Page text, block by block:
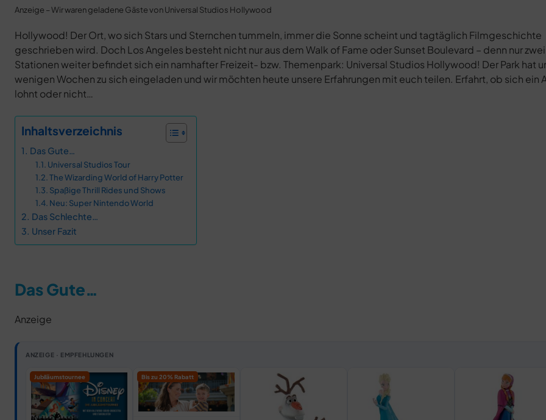
Anzeige – Wir waren geladene Gäste von Universal Studios Hollywood
Hollywood! Der Ort, wo sich Stars und Sternchen tummeln, immer die Sonne scheint und tagtäglich Filmgeschichte
geschrieben wird. Doch Los Angeles besteht nicht nur aus dem Walk of Fame oder Sunset Boulevard – denn nur
Stationen weiter befindet sich ein namhafter Freizeit- bzw. Themenpark: Universal Studios Hollywood! Der Park hat
wenigen Wochen zu sich eingeladen und wir möchten heute unsere Erfahrungen mit euch teilen. Erfahrt, ob sich ein
lohnt oder nicht…
Inhaltsverzeichnis
Das Gute…
Universal Studios Tour
The Wizarding World of Harry Potter
Spaßige Thrill Rides und Shows
Neu: Super Nintendo World
Das Schlechte…
Unser Fazit
Das Gute…
Anzeige
ANZEIGE · EMPFEHLUNGEN
Jubiläumstournee Bis zu 20% Rabatt